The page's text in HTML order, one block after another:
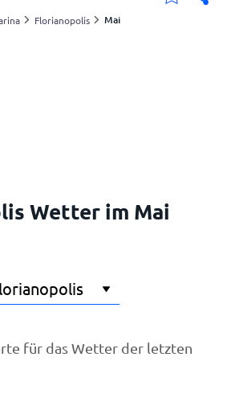
Florianopolis Mai
Wetter im Mai
für das Wetter der letzten